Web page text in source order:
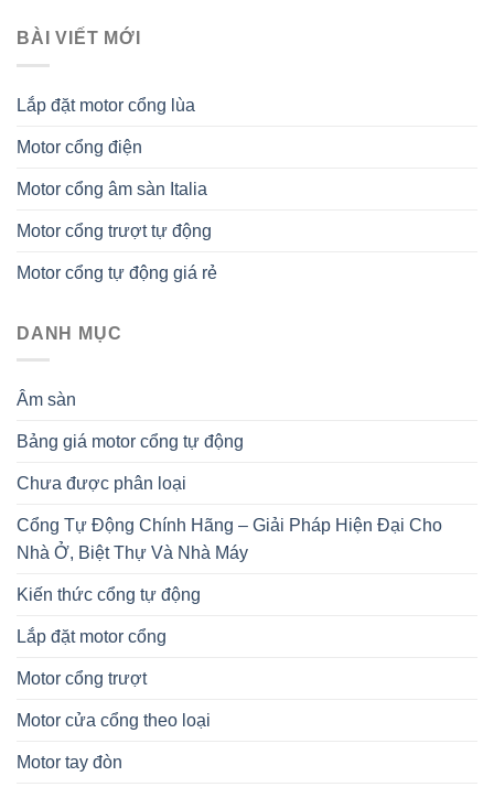
BÀI VIẾT MỚI
Lắp đặt motor cổng lùa
Motor cổng điện
Motor cổng âm sàn Italia
Motor cổng trượt tự động
Motor cổng tự động giá rẻ
DANH MỤC
Âm sàn
Bảng giá motor cổng tự động
Chưa được phân loại
Cổng Tự Động Chính Hãng – Giải Pháp Hiện Đại Cho
Nhà Ở, Biệt Thự Và Nhà Máy
Kiến thức cổng tự động
Lắp đặt motor cổng
Motor cổng trượt
Motor cửa cổng theo loại
Motor tay đòn